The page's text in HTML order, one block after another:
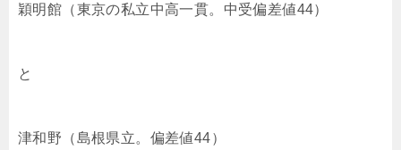
穎明館（東京の私立中高一貫。中受偏差値44）
と
津和野（島根県立。偏差値44）